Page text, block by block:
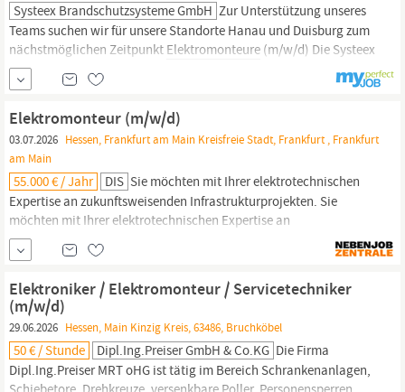
Systeex Brandschutzsysteme GmbH Zur Unterstützung unseres
Teams suchen wir für unsere Standorte Hanau und Duisburg zum
nächstmöglichen Zeitpunkt Elektromonteure (m/w/d) Die Systeex
Brandschutzsysteme GmbH ist ein mittelständisches
Unternehmen mit Hauptsitz in Hanau. Mit der Marke Systeex
zählen wir zu den Top 5 unserer Branche im Brandschutz.
Elektromonteur (m/w/d)
03.07.2026 Hessen, Frankfurt am Main Kreisfreie Stadt, Frankfurt , Frankfurt
am Main
55.000 € / Jahr DIS Sie möchten mit Ihrer elektrotechnischen
Expertise an zukunftsweisenden Infrastrukturprojekten. Sie
möchten mit Ihrer elektrotechnischen Expertise an
zukunftsweisenden Infrastrukturprojekten mitwirken? Für ein
etabliertes Unternehmen im Bereich Energie- und
Infrastrukturdienstleistungen suchen wir
(m/w/d) für
Elektroniker / Elektromonteur / Servicetechniker
(m/w/d)
29.06.2026 Hessen, Main Kinzig Kreis, 63486, Bruchköbel
50 € / Stunde Dipl.Ing.Preiser GmbH & Co.KG Die Firma
Dipl.Ing.Preiser MRT oHG ist tätig im Bereich Schrankenanlagen,